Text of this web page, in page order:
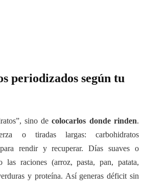
periodizados según tu
sino decolocarlos donde rinden.
o tiradas largas: carbohidratos
rendir y recuperar. Días suaves o
las raciones (arroz, pasta, pan, patata,
y proteína. Así generas déficit sin